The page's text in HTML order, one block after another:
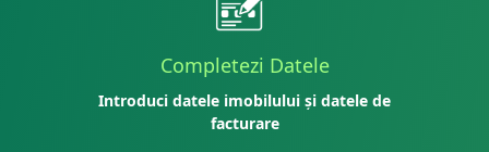
Completezi Datele
Introduci datele imobilului și datele de
facturare